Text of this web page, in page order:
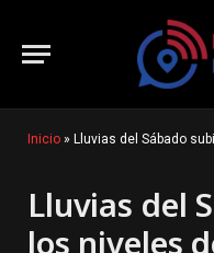
Inicio » Lluvias del Sábado
Lluvias del
los niveles